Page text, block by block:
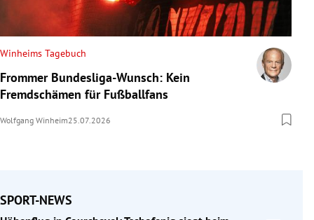
Winheims Tagebuch
Frommer Bundesliga-Wunsch: Kein
Fremdschämen für Fußballfans
Wolfgang Winheim25.07.2026
SPORT-NEWS